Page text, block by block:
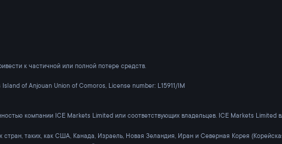
к частичной или полной потере средств.
of Anjouan Union of Comoros, License number: L15911/IM
компании ICE Markets Limited или соответствующих владельцев. ICE Markets Limited
таких, как США, Канада, Израель, Новая Зеландия, Иран и Северная Корея